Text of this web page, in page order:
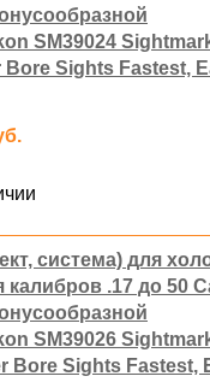
SM39024
Sights Fastest,
система) для
.17 до 50
SM39026
Bore Sights Fastest,